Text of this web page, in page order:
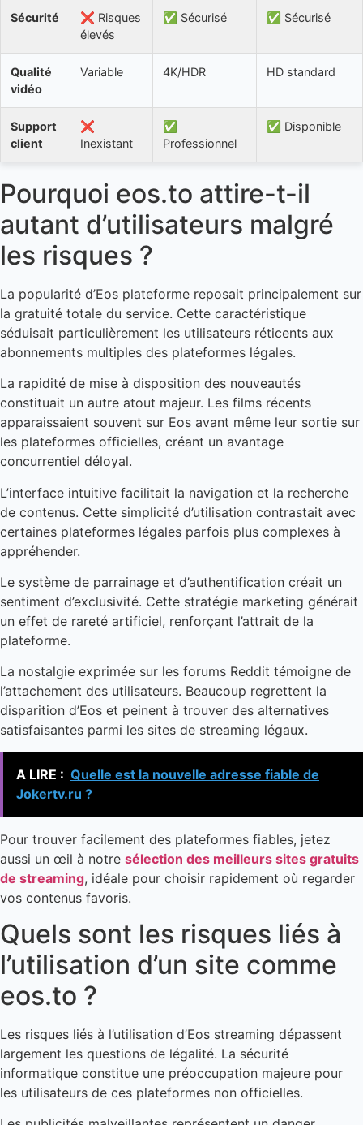
Sécurité
❌ Risques
élevés
✅ Sécurisé ✅ Sécurisé
Qualité
vidéo
Variable 4K/HDR HD standard
Support
client
❌
Inexistant
✅
Professionnel
✅ Disponible
Pourquoi eos.to attire-t-il
autant d’utilisateurs malgré
les risques ?
La popularité d’Eos plateforme reposait principalement sur
la gratuité totale du service. Cette caractéristique
séduisait particulièrement les utilisateurs réticents aux
abonnements multiples des plateformes légales.
La rapidité de mise à disposition des nouveautés
constituait un autre atout majeur. Les films récents
apparaissaient souvent sur Eos avant même leur sortie sur
les plateformes officielles, créant un avantage
concurrentiel déloyal.
L’interface intuitive facilitait la navigation et la recherche
de contenus. Cette simplicité d’utilisation contrastait avec
certaines plateformes légales parfois plus complexes à
appréhender.
Le système de parrainage et d’authentification créait un
sentiment d’exclusivité. Cette stratégie marketing générait
un effet de rareté artificiel, renforçant l’attrait de la
plateforme.
La nostalgie exprimée sur les forums Reddit témoigne de
l’attachement des utilisateurs. Beaucoup regrettent la
disparition d’Eos et peinent à trouver des alternatives
satisfaisantes parmi les sites de streaming légaux.
A LIRE : Quelle est la nouvelle adresse fiable de
Jokertv.ru ?
Pour trouver facilement des plateformes fiables, jetez
aussi un œil à notre sélection des meilleurs sites gratuits
de streaming, idéale pour choisir rapidement où regarder
vos contenus favoris.
Quels sont les risques liés à
l’utilisation d’un site comme
eos.to ?
Les risques liés à l’utilisation d’Eos streaming dépassent
largement les questions de légalité. La sécurité
informatique constitue une préoccupation majeure pour
les utilisateurs de ces plateformes non officielles.